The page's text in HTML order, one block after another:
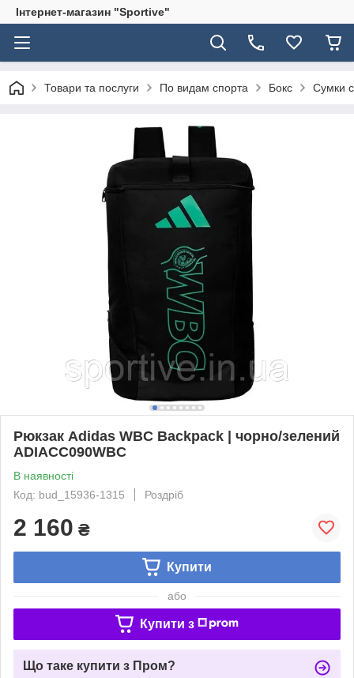
Інтернет-магазин "Sportive"
Товари та послуги По видам спорта Бокс Сумки
Рюкзак Adidas WBC Backpack | чорно/зелений
ADIACC090WBC
В наявності
Код: bud_15936-1315
Роздріб
2 160 ₴
Купити
або
Купити з
Що таке купити з Пром?